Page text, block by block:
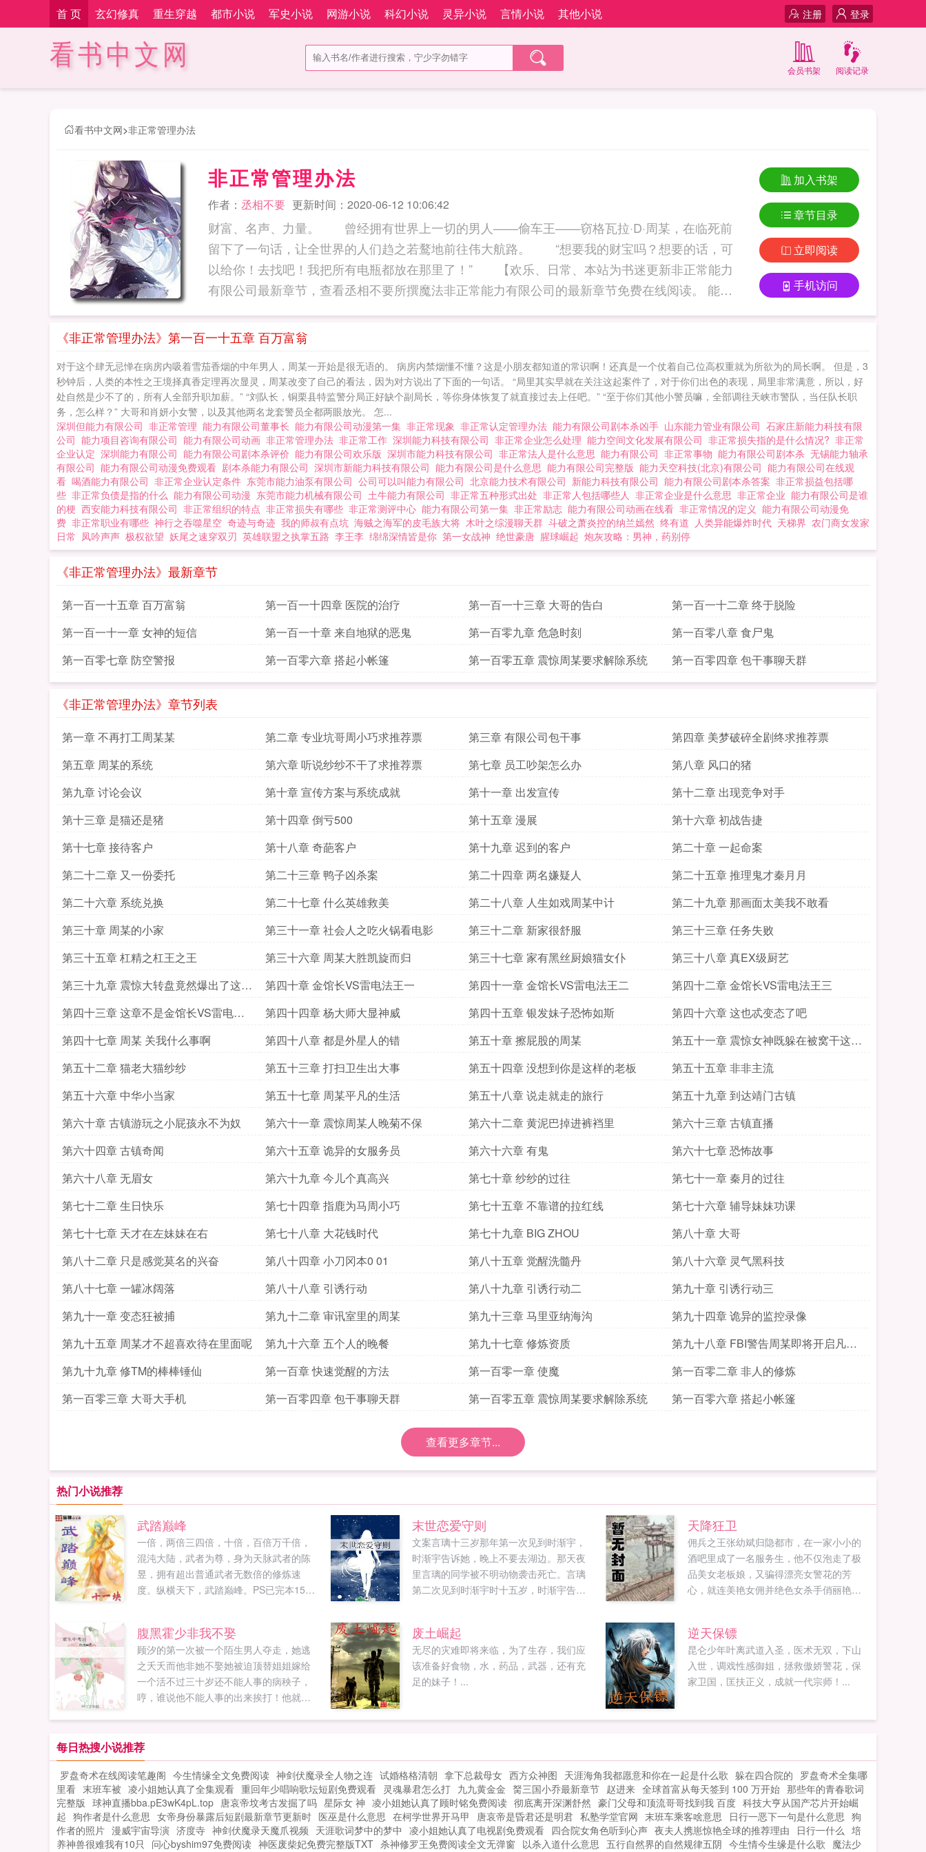
首 页 玄幻修真 重生穿越 都市小说 军史小说 网游小说 科幻小说 灵异小说 言情小说 其他小说 登录
注册
看书中文网 阅读记录
会员书架
看书中文网>非正常管理办法
非正常管理办法
作者： 丞相不要 更新时间：2020-06-12 10:06:42
财富、名声、力量。 曾经拥有世界上一切的男人——偷车王——窃格瓦拉·D·周某，在临死前
留下了一句话，让全世界的人们趋之若鹜地前往伟大航路。 “想要我的财宝吗？想要的话，可
以给你！去找吧！我把所有电瓶都放在那里了！” 【欢乐、日常、本站为书迷更新非正常能力
有限公司最新章节，查看丞相不要所撰魔法非正常能力有限公司的最新章节免费在线阅读。 能力
加入书架
章节目录
立即阅读
手机访问
《非正常管理办法》第一百一十五章 百万富翁
对于这个肆无忌惮在病房内吸着雪茄香烟的中年男人，周某一开始是很无语的。 病房内禁烟懂不懂？这是小朋友都知道的常识啊！还真是一个仗着自己位高权重就为所欲为的局长啊。 但是，3
秒钟后，人类的本性之王境择真香定理再次显灵，周某改变了自己的看法，因为对方说出了下面的一句话。 “局里其实早就在关注这起案件了，对于你们出色的表现，局里非常满意，所以，好
处自然是少不了的，所有人全部升职加薪。” “刘队长，铜栗县特监警分局正好缺个副局长，等你身体恢复了就直接过去上任吧。” “至于你们其他小警员嘛，全部调往天峡市警队，当任队长职
务，怎么样？” 大哥和肖妍小女警，以及其他两名龙套警员全都两眼放光。 怎...
深圳但能力有限公司 非正常管理 能力有限公司董事长 能力有限公司动漫第一集 非正常现象 非正常认定管理办法 能力有限公司剧本杀凶手 山东能力管业有限公司 石家庄新能力科技有限
公司 能力项目咨询有限公司 能力有限公司动画 非正常管理办法 非正常工作 深圳能力科技有限公司 非正常企业怎么处理 能力空间文化发展有限公司 非正常损失指的是什么情况? 非正常
企业认定 深圳能力有限公司 能力有限公司剧本杀评价 能力有限公司欢乐版 深圳市能力科技有限公司 非正常法人是什么意思 能力有限公司 非正常事物 能力有限公司剧本杀 无锡能力轴承
有限公司 能力有限公司动漫免费观看 剧本杀能力有限公司 深圳市新能力科技有限公司 能力有限公司是什么意思 能力有限公司完整版 能力天空科技(北京)有限公司 能力有限公司在线观
看 喝酒能力有限公司 非正常企业认定条件 东莞市能力油泵有限公司 公司可以叫能力有限公司 北京能力技术有限公司 新能力科技有限公司 能力有限公司剧本杀答案 非正常损益包括哪
些 非正常负债是指的什么 能力有限公司动漫 东莞市能力机械有限公司 土牛能力有限公司 非正常五种形式出处 非正常人包括哪些人 非正常企业是什么意思 非正常企业 能力有限公司是谁
的梗 西安能力科技有限公司 非正常组织的特点 非正常损失有哪些 非正常测评中心 能力有限公司第一集 非正常励志 能力有限公司动画在线看 非正常情况的定义 能力有限公司动漫免
费 非正常职业有哪些 神行之吞噬星空 奇迹与奇迹 我的师叔有点坑 海贼之海军的皮毛族大将 木叶之综漫聊天群 斗破之萧炎控的纳兰嫣然 终有道 人类异能爆炸时代 天梯界 农门商女发家
日常 凤吟声声 极权欲望 妖尾之速穿双刃 英雄联盟之执掌五路 李王李 绵绵深情皆是你 第一女战神 绝世豪唐 腥球崛起 炮灰攻略：男神，药别停
《非正常管理办法》最新章节
第一百一十五章 百万富翁 第一百一十四章 医院的治疗 第一百一十三章 大哥的告白
第一百一十二章 终于脱险
第一百一十一章 女神的短信
第一百一十章 来自地狱的恶鬼 第一百零九章 危急时刻
第一百零八章 食尸鬼
第一百零七章 防空警报
第一百零六章 搭起小帐篷 第一百零五章 震惊周某要求解除系统 第一百零四章 包干事聊天群
《非正常管理办法》章节列表
第一章 不再打工周某某 第二章 专业坑哥周小巧求推荐票 第三章 有限公司包干事
第四章 美梦破碎全剧终求推荐票
第五章 周某的系统
第六章 听说纱纱不干了求推荐票 第七章 员工吵架怎么办
第八章 风口的猪
第九章 讨论会议
第十章 宣传方案与系统成就 第十一章 出发宣传
第十二章 出现竞争对手
第十三章 是猫还是猪
第十四章 倒亏500 第十五章 漫展
第十六章 初战告捷
第十七章 接待客户
第十八章 奇葩客户 第十九章 迟到的客户
第二十章 一起命案
第二十二章 又一份委托
第二十三章 鸭子凶杀案 第二十四章 两名嫌疑人
第二十五章 推理鬼才秦月月
第二十六章 系统兑换
第二十七章 什么英雄救美 第二十八章 人生如戏周某中计
第二十九章 那画面太美我不敢看
第三十章 周某的小家
第三十一章 社会人之吃火锅看电影 第三十二章 新家很舒服
第三十三章 任务失败
第三十五章 杠精之杠王之王
第三十六章 周某大胜凯旋而归 第三十七章 家有黑丝厨娘猫女仆
第三十八章 真EX级厨艺
第三十九章 震惊大转盘竟然爆出了这种
东西
第四十章 金馆长VS雷电法王一 第四十一章 金馆长VS雷电法王二
第四十二章 金馆长VS雷电法王三
第四十三章 这章不是金馆长VS雷电法
王了
第四十四章 杨大师大显神威 第四十五章 银发妹子恐怖如斯
第四十六章 这也忒变态了吧
第四十七章 周某 关我什么事啊
第四十八章 都是外星人的错 第五十章 擦屁股的周某
第五十一章 震惊女神既躲在被窝干这种
事
第五十二章 猫老大猫纱纱 第五十三章 打扫卫生出大事 第五十四章 没想到你是这样的老板
第五十五章 非非主流
第五十六章 中华小当家
第五十七章 周某平凡的生活 第五十八章 说走就走的旅行
第五十九章 到达靖门古镇
第六十章 古镇游玩之小屁孩永不为奴
第六十一章 震惊周某人晚菊不保 第六十二章 黄泥巴掉进裤裆里
第六十三章 古镇直播
第六十四章 古镇奇闻
第六十五章 诡异的女服务员 第六十六章 有鬼
第六十七章 恐怖故事
第六十八章 无眉女
第六十九章 今儿个真高兴 第七十章 纱纱的过往
第七十一章 秦月的过往
第七十二章 生日快乐
第七十四章 指鹿为马周小巧 第七十五章 不靠谱的拉红线
第七十六章 辅导妹妹功课
第七十七章 天才在左妹妹在右
第七十八章 大花钱时代 第七十九章 BIG ZHOU
第八十章 大哥
第八十二章 只是感觉莫名的兴奋
第八十四章 小刀冈本0 01 第八十五章 觉醒洗髓丹
第八十六章 灵气黑科技
第八十七章 一罐冰阔落
第八十八章 引诱行动 第八十九章 引诱行动二
第九十章 引诱行动三
第九十一章 变态狂被捕
第九十二章 审讯室里的周某 第九十三章 马里亚纳海沟
第九十四章 诡异的监控录像
第九十五章 周某才不超喜欢待在里面呢
第九十六章 五个人的晚餐 第九十七章 修炼资质
第九十八章 FBI警告周某即将开启凡人
修仙模式
第九十九章 修TM的棒棒锤仙 第一百章 快速觉醒的方法 第一百零一章 使魔
第一百零二章 非人的修炼
第一百零三章 大哥大手机
第一百零四章 包干事聊天群 第一百零五章 震惊周某要求解除系统 第一百零六章 搭起小帐篷
查看更多章节...
热门小说推荐
武踏巅峰
一倍，两倍三四倍，十倍，百倍万千倍，
混沌大陆，武者为尊，身为天脉武者的陈
昱，拥有超出普通武者无数倍的修炼速
度。纵横天下，武踏巅峰。PS已完本150
末世恋爱守则
文案言璃十三岁那年第一次见到时渐宇，
时渐宇告诉她，晚上不要去湖边。那天夜
里言璃的同学被不明动物袭击死亡。言璃
第二次见到时渐宇时十五岁，时渐宇告诉
一对一宠文，无小三无狗血，末世悬疑生
存，全程撒狗粮，可以放心跳坑！预收文
忘记回家的小青梅文案秋恩瑾有三大爱
好，看好书吃美食解谜题。前两项秋恩瑾
台，做好书专题做美食直播，简直不亦乐
到秋恩瑾面前，说你，跟我回去结婚。秋
恩瑾心跳加速头脑发热心花怒放，但还是
矜持地问道为什么啊？顾大总裁一脸阴
笑，你把我内定的结婚对象弄进监狱了，
我现在找不到人结婚！预收文星际穿越之
大佬不要跑！文案苏菀是21世纪国际异人
天降狂卫
佣兵之王张幼斌归隐都市，在一家小小的
酒吧里成了一名服务生，他不仅泡走了极
品美女老板娘，又骗得漂亮女警花的芳
心，就连美艳女佣并绝色女杀手俏丽艳寡
都市中的王者！...
腹黑霍少非我不娶
顾汐的第一次被一个陌生男人夺走，她逃
之夭夭而他非她不娶她被迫顶替姐姐嫁给
一个活不过三十岁还不能人事的病秧子，
哼，谁说他不能人事的出来挨打！他就是
废土崛起
无尽的灾难即将来临，为了生存，我们应
该准备好食物，水，药品，武器，还有充
足的妹子！...
逆天保镖
昆仑少年叶离武道入圣，医术无双，下山
入世，调戏性感御姐，拯救傲娇警花，保
家卫国，匡扶正义，成就一代宗师！...
每日热搜小说推荐
罗盘奇术在线阅读笔趣阁 今生情缘全文免费阅读 神剑伏魔录全人物之连 试婚格格清朝 拿下总裁母女 西方众神图 天涯海角我都愿意和你在一起是什么歌 躲在四合院的 罗盘奇术全集哪
里看 末班车被 凌小姐她认真了全集观看 重回年少唱响歌坛短剧免费观看 灵魂暴君怎么打 九九黄金金 胬三国小乔最新章节 赵进来 全球首富从每天签到 100 万开始 那些年的青春歌词
完整版 球神直播bba.pE3wK4pL.top 唐哀帝坟考古发掘了吗 星际女 神 凌小姐她认真了顾时铭免费阅读 彻底离开深渊舒然 豪门父母和顶流哥哥找到我 百度 科技大亨从国产芯片开始崛
起 狗作者是什么意思 女帝身份暴露后短剧最新章节更新时 医巫是什么意思 在柯学世界开马甲 唐哀帝是昏君还是明君 私塾学堂官网 末班车乘客啥意思 日行一恶下一句是什么意思 狗
作者的照片 漫威宇宙导演 济度寺 神剑伏魔录天魔爪视频 天涯歌词梦中的梦中 凌小姐她认真了电视剧免费观看 四合院女角色听到心声 夜夫人携崽惊艳全球的推荐理由 日行一什么 培
养神兽很难我有10只
问心byshim97免费阅读 神医废柴妃免费完整版TXT 杀神修罗王免费阅读全文无弹窗 以杀入道什么意思 五行自然界的自然规律五阴 今生情今生缘是什么歌 魔法少